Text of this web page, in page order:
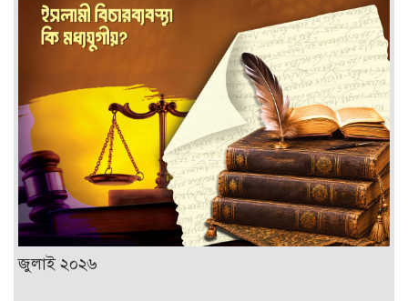
জুলাই ২০২৬